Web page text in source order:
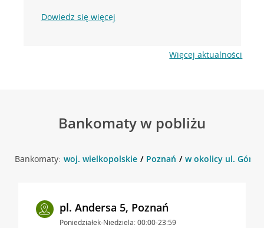
Dowiedz się więcej
Więcej aktualności
Bankomaty w pobliżu
Bankomaty: woj. wielkopolskie Poznań w okolicy ul.
pl. Andersa 5, Poznań
Poniedziałek-Niedziela: 00:00-23:59